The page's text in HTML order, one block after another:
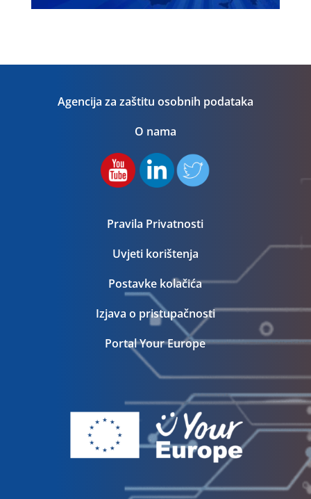
Agencija za zaštitu osobnih podataka
O nama
Pravila Privatnosti
Uvjeti korištenja
Postavke kolačića
Izjava o pristupačnosti
Portal Your Europe